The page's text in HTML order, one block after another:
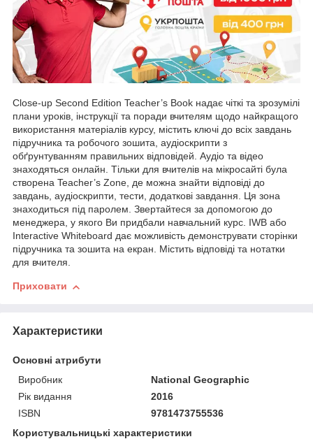
Close-up Second Edition Teacher’s Book надає чіткі та зрозумілі
плани уроків, інструкції та поради вчителям щодо найкращого
використання матеріалів курсу, містить ключі до всіх завдань
підручника та робочого зошита, аудіоскрипти з
обґрунтуванням правильних відповідей. Аудіо та відео
знаходяться онлайн. Тільки для вчителів на мікросайті була
створена Teacher’s Zone, де можна знайти відповіді до
завдань, аудіоскрипти, тести, додаткові завдання. Ця зона
знаходиться під паролем. Звертайтеся за допомогою до
менеджера, у якого Ви придбали навчальний курс. IWB або
Interactive Whiteboard дає можливість демонструвати сторінки
підручника та зошита на екран. Містить відповіді та нотатки
для вчителя.
Приховати
Характеристики
Основні атрибути
Виробник
National Geographic
Рік видання
2016
ISBN
9781473755536
Користувальницькі характеристики